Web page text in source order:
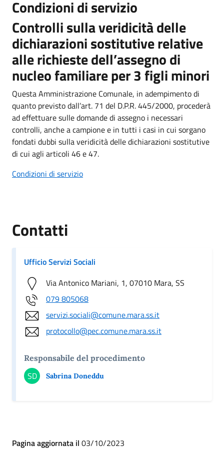
Condizioni di servizio
Controlli sulla veridicità delle
dichiarazioni sostitutive relative
alle richieste dell’assegno di
nucleo familiare per 3 figli minori
Questa Amministrazione Comunale, in adempimento di
quanto previsto dall’art. 71 del D.P.R. 445/2000, procederà
ad effettuare sulle domande di assegno i necessari
controlli, anche a campione e in tutti i casi in cui sorgano
fondati dubbi sulla veridicità delle dichiarazioni sostitutive
di cui agli articoli 46 e 47.
Condizioni di servizio
Contatti
Ufficio Servizi Sociali
Via Antonico Mariani, 1, 07010 Mara, SS
079 805068
servizi.sociali@comune.mara.ss.it
protocollo@pec.comune.mara.ss.it
Responsabile del procedimento
SD Sabrina Doneddu
Pagina aggiornata il 03/10/2023